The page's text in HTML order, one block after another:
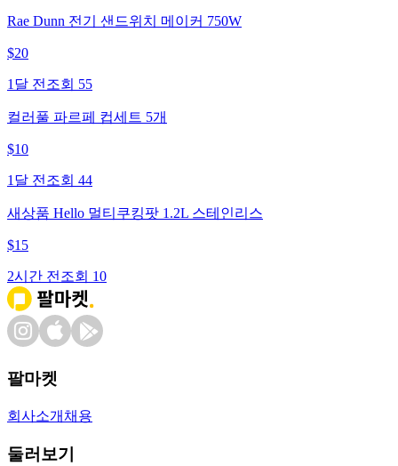
Rae Dunn 전기 샌드위치 메이커 750W
$20
1달 전 조회 55
컬러풀 파르페 컵세트 5개
$10
1달 전 조회 44
새상품 Hello 멀티쿠킹팟 1.2L 스테인리스
$15
2시간 전 조회 10
팔마켓
회사소개 채용
둘러보기